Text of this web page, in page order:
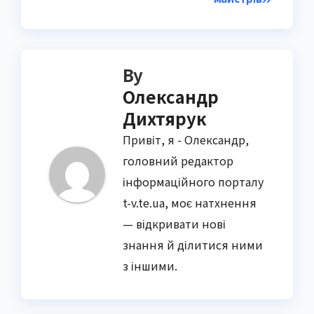
By
Олександр
Дихтярук
Привіт, я - Олександр,
головний редактор
інформаційного порталу
t-v.te.ua, моє натхнення
— відкривати нові
знання й ділитися ними
з іншими.